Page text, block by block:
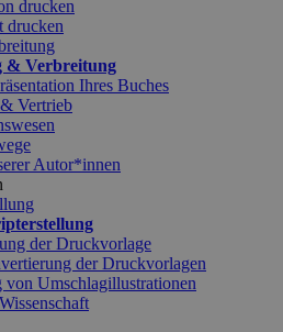
drucken
drucken
& Verbreitung
Ihres Buches
Vertrieb
Autor*innen
der Druckvorlage
der Druckvorlagen
von Umschlagillustrationen